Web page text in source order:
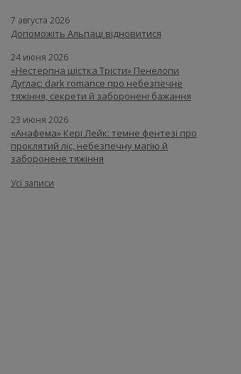
7 августа 2026
Допоможіть Альпаці відновитися
24 июня 2026
«Нестерпна шістка Трісти» Пенелопи
Дуглас: dark romance про небезпечне
тяжіння, секрети й заборонені бажання
23 июня 2026
«Анафема» Кері Лейк: темне фентезі про
проклятий ліс, небезпечну магію й
заборонене тяжіння
Усі записи